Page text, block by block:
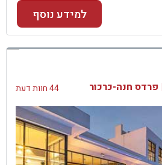
למידע נוסף
חנה-כרכור 44 חוות דעת